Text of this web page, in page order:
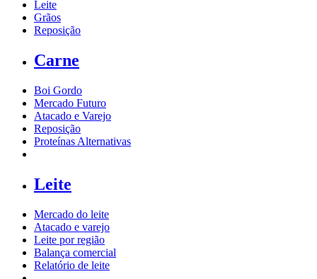
Leite
Grãos
Reposição
Carne
Boi Gordo
Mercado Futuro
Atacado e Varejo
Reposição
Proteínas Alternativas
Leite
Mercado do leite
Atacado e varejo
Leite por região
Balança comercial
Relatório de leite